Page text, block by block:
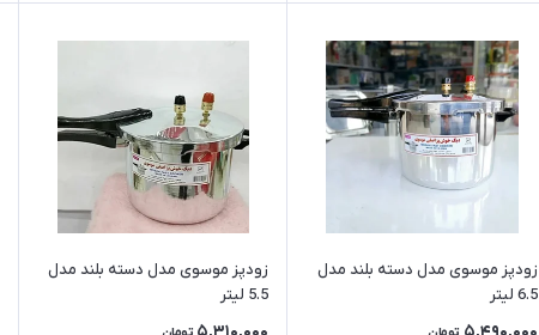
زودپز موسوی مدل دسته بلند مدل
6.5 لیتر
زودپز موسوی مدل دسته بلند مدل
5.5 لیتر